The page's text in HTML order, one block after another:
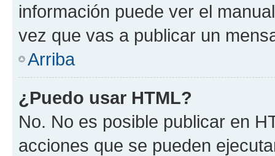
información puede ver el
vez que vas a publicar un
Arriba
¿Puedo usar HTML?
No. No es posible publicar en
acciones que se pueden